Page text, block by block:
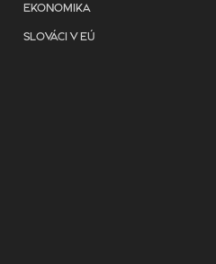
EKONOMIKA
SLOVÁCI V EÚ